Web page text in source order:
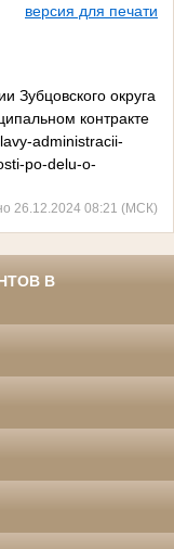
версия для печати
Зубцовского округа
контракте
administracii-
po-delu-o-
26.12.2024 08:21 (МСК)
В